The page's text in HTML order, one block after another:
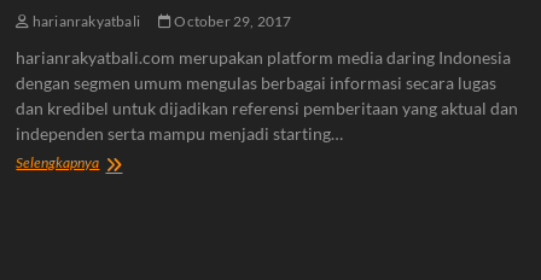
harianrakyatbali October 29, 2017
harianrakyatbali.com merupakan platform media daring Indonesia
dengan segmen umum mengulas berbagai informasi secara lugas
dan kredibel untuk dijadikan referensi pemberitaan yang aktual dan
independen serta mampu menjadi starting…
SelengkapnyaTentang